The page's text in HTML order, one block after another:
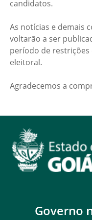
candidatos.
As notícias e demais
voltarão a ser
período de restrições
eleitoral.
Agradecemos a
Governo